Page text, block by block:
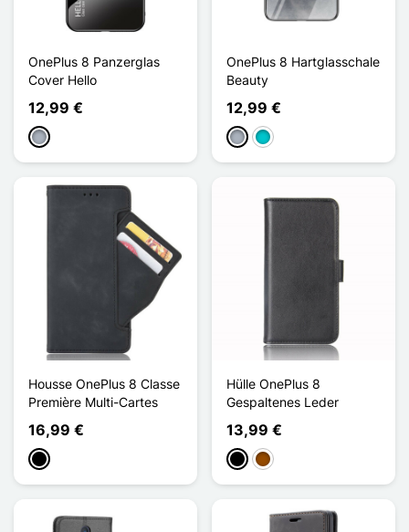
OnePlus 8 Panzerglas
Cover Hello
12,99 €
Grau
OnePlus 8 Hartglasschale
Beauty
12,99 €
GrauTürkis
Housse OnePlus 8 Classe
Première Multi-Cartes
16,99 €
Schwarz
Hülle OnePlus 8
Gespaltenes Leder
13,99 €
Schwarz
Braun